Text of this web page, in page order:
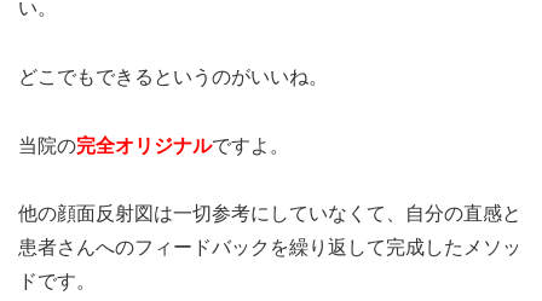
い。
どこでもできるというのがいいね。
当院の完全オリジナルですよ。
他の顔面反射図は一切参考にしていなくて、自分の直感と
患者さんへのフィードバックを繰り返して完成したメソッ
ドです。